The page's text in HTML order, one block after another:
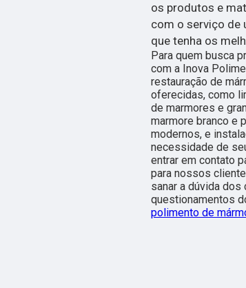
os produtos e
com o serviço de
que tenha os
Para quem busca
com a Inova
restauração de
oferecidas, como
de marmores e
marmore branco e
modernos, e
necessidade de
entrar em contato
para nossos
sanar a dúvida
questionamentos
polimento de